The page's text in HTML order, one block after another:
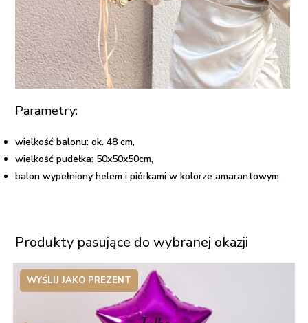
Parametry:
wielkość balonu: ok. 48 cm,
wielkość pudełka: 50x50x50cm,
balon wypełniony helem i piórkami w kolorze amarantowym.
Produkty pasujące do wybranej okazji
WYŚLIJ JAKO PREZENT